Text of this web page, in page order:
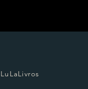
LuLaLivros